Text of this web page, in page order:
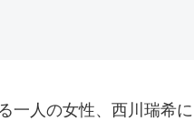
一人の女性、西川瑞希に